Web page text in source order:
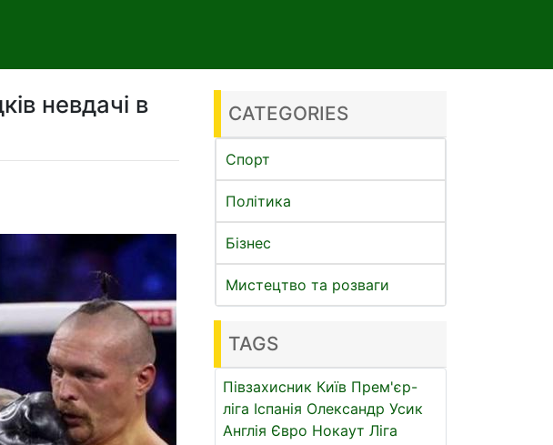
невдачі в
CATEGORIES
Спорт
Політика
Бізнес
Мистецтво та розваги
TAGS
Півзахисник Київ Прем'єр-
ліга Іспанія Олександр Усик
Англія Євро Нокаут Ліга